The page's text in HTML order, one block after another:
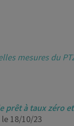
mesures du
prêt à taux zéro
18/10/23